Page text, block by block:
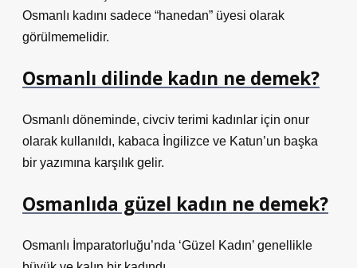
Osmanlı kadını sadece “hanedan” üyesi olarak
görülmemelidir.
Osmanlı dilinde kadın ne demek?
Osmanlı döneminde, civciv terimi kadınlar için onur
olarak kullanıldı, kabaca İngilizce ve Katun’un başka
bir yazımına karşılık gelir.
Osmanlıda güzel kadın ne demek?
Osmanlı İmparatorluğu’nda ‘Güzel Kadın’ genellikle